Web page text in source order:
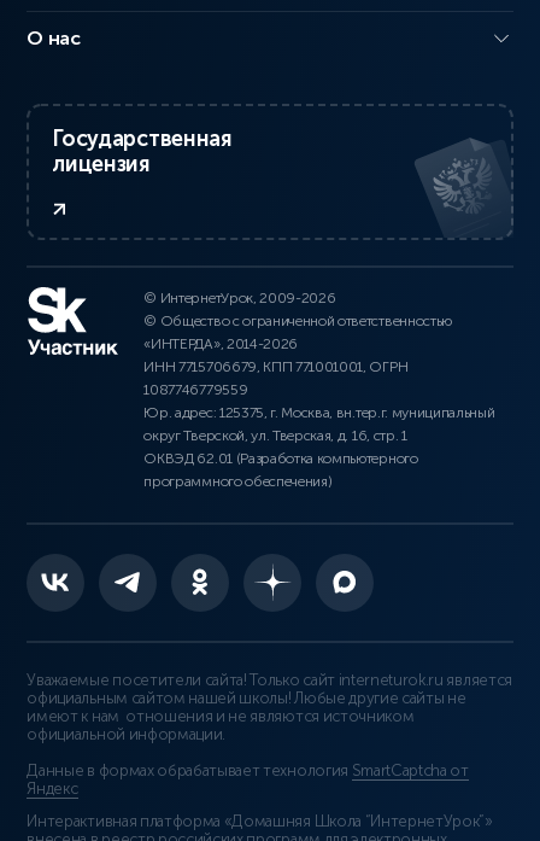
О нас
Государственная
лицензия
© ИнтернетУрок, 2009-2026
© Общество с ограниченной ответственностью
«ИНТЕРДА», 2014-2026
ИНН 7715706679, КПП 771001001, ОГРН
1087746779559
Юр. адрес: 125375, г. Москва, вн.тер.г. муниципальный
округ Тверской, ул. Тверская, д. 16, стр. 1
ОКВЭД 62.01 (Разработка компьютерного
программного обеспечения)
Уважаемые посетители сайта! Только сайт interneturok.ru является
официальным сайтом нашей школы! Любые другие сайты не
имеют к нам отношения и не являются источником
официальной информации.
Данные в формах обрабатывает технология SmartCaptcha от
Яндекс
Интерактивная платформа «Домашняя Школа “ИнтернетУрок”»